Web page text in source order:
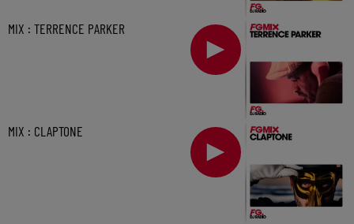
MIX : TERRENCE PARKER
MIX : CLAPTONE